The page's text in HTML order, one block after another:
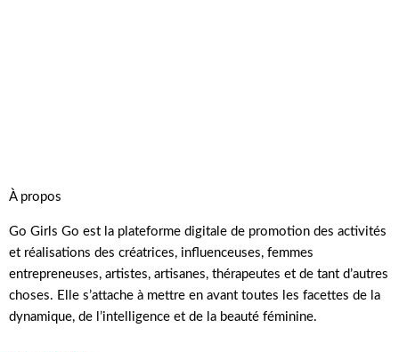
À propos
Go Girls Go est la plateforme digitale de promotion des activités
et réalisations des créatrices, influenceuses, femmes
entrepreneuses, artistes, artisanes, thérapeutes et de tant d’autres
choses. Elle s’attache à mettre en avant toutes les facettes de la
dynamique, de l’intelligence et de la beauté féminine.